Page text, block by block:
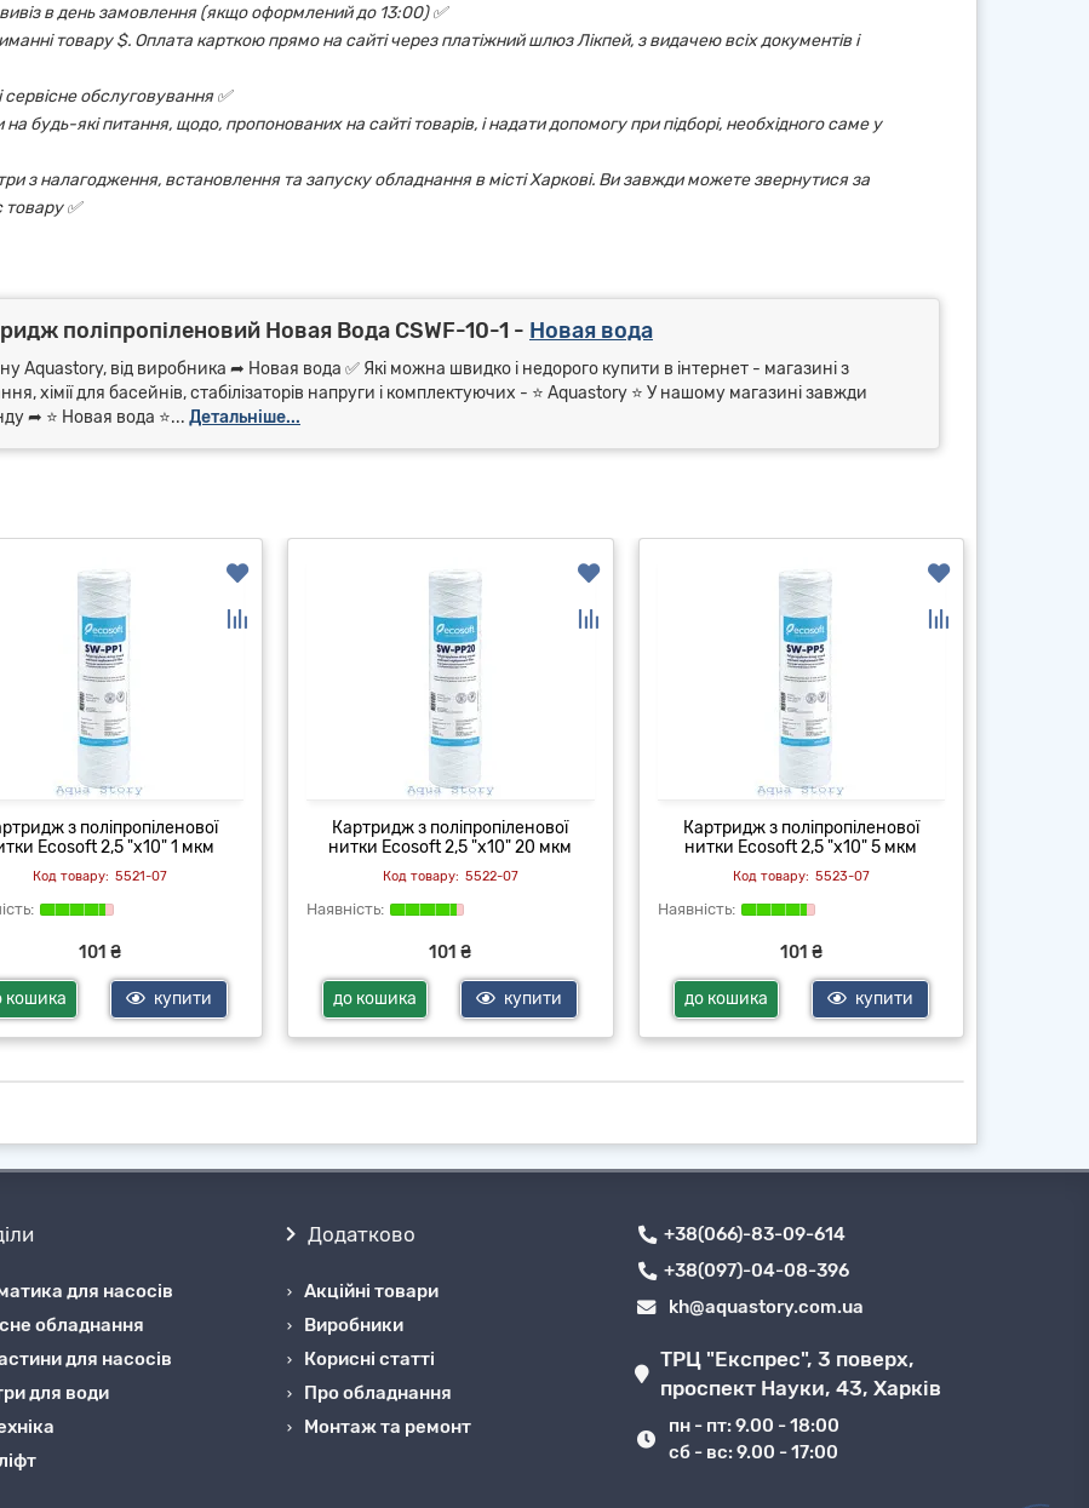
в день замовлення (якщо оформлений до 13:00) ✅
товару $. Оплата карткою прямо на сайті через платіжний шлюз Лікпей, з видачею всіх документів і
сервісне обслуговування ✅
будь-які питання, щодо, пропонованих на сайті товарів, і надати допомогу при підборі, необхідного саме у
з налагодження, встановлення та запуску обладнання в місті Харкові. Ви завжди можете звернутися за
✅
поліпропіленовий Новая Вода CSWF-10-1 - Новая вода
Aquastory, від виробника ➦ Новая вода ✅ Які можна швидко і недорого купити в інтернет - магазині з
хімії для басейнів, стабілізаторів напруги і комплектуючих - ⭐ Aquastory ⭐ У нашому магазині завжди
➦ ⭐ Новая вода ⭐... Детальніше...
з поліпропіленової
Ecosoft 2,5 "x10" 1 мкм
5521-07
101 ₴
кошика купити
Картридж з поліпропіленової
нитки Ecosoft 2,5 "x10" 20 мкм
5522-07
101 ₴
до кошика купити
Картридж з поліпропіленової
нитки Ecosoft 2,5 "x10" 5 мкм
5523-07
101 ₴
до кошика купити
для насосів
обладнання
для насосів
для води
Додатково
Акційні товари
Виробники
Корисні статті
Про обладнання
Монтаж та ремонт
+38(066)-83-09-614
+38(097)-04-08-396
kh@aquastory.com.ua
ТРЦ "Експрес", 3 поверх,
проспект Науки, 43, Харків
пн - пт: 9.00 - 18:00
сб - вс: 9.00 - 17:00